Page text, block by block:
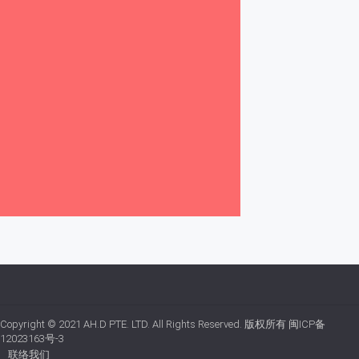
Copyright © 2021 AH.D PTE. LTD. All Rights Reserved. 版权所有 闽ICP备
12023163号-3
联络我们